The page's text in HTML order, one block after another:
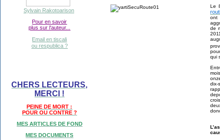
Sylvain Rakotoarison
Pour en savoir
plus sur l'auteur...
Email en tiscali
ou respublica ?
CHERS LECTEURS,
MERCI !
PEINE DE MORT :
POUR OU CONTRE ?
MES ARTICLES DE FOND
MES DOCUMENTS
Le
ont
de
qui
dix-